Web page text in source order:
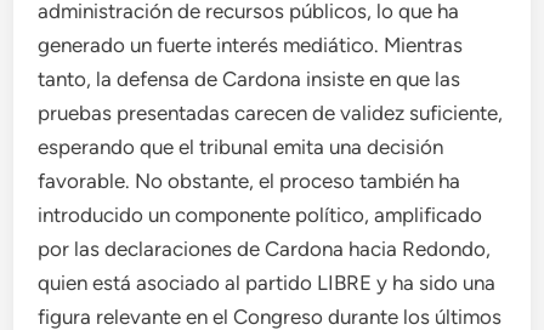
administración de recursos públicos, lo que ha
generado un fuerte interés mediático. Mientras
tanto, la defensa de Cardona insiste en que las
pruebas presentadas carecen de validez suficiente,
esperando que el tribunal emita una decisión
favorable. No obstante, el proceso también ha
introducido un componente político, amplificado
por las declaraciones de Cardona hacia Redondo,
quien está asociado al partido LIBRE y ha sido una
figura relevante en el Congreso durante los últimos